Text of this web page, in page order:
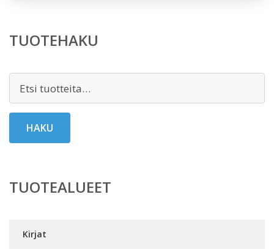
TUOTEHAKU
HAKU
TUOTEALUEET
Kirjat